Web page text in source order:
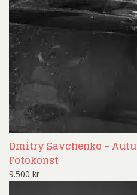
Dmitry Savchenko –
Fotokonst
9.500 kr